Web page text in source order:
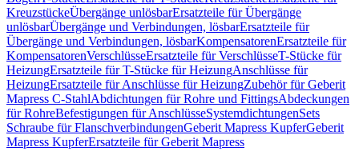
KreuzstückeÜbergänge unlösbarErsatzteile für Übergänge
unlösbarÜbergänge und Verbindungen, lösbarErsatzteile für
Übergänge und Verbindungen, lösbarKompensatorenErsatzteile für
KompensatorenVerschlüsseErsatzteile für VerschlüsseT-Stücke für
HeizungErsatzteile für T-Stücke für HeizungAnschlüsse für
HeizungErsatzteile für Anschlüsse für HeizungZubehör für Geberit
Mapress C-StahlAbdichtungen für Rohre und FittingsAbdeckungen
für RohreBefestigungen für AnschlüsseSystemdichtungenSets
Schraube für FlanschverbindungenGeberit Mapress KupferGeberit
Mapress KupferErsatzteile für Geberit Mapress